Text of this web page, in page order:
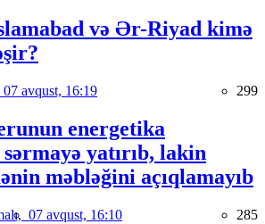
və Ər-Riyad kimə
07 avqust, 16:19 299
energetika
yatırıb, lakin
məbləğini açıqlamayıb
07 avqust, 16:10 285